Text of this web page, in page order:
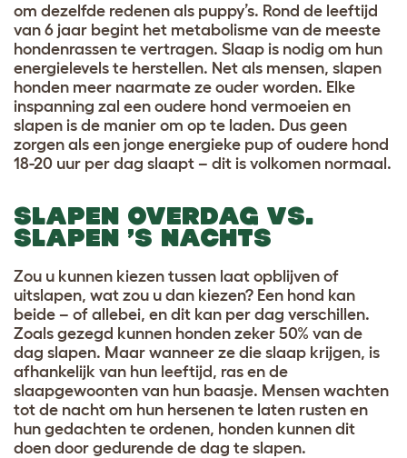
om dezelfde redenen als puppy’s. Rond de leeftijd
van 6 jaar begint het metabolisme van de meeste
hondenrassen te vertragen. Slaap is nodig om hun
energielevels te herstellen. Net als mensen, slapen
honden meer naarmate ze ouder worden. Elke
inspanning zal een oudere hond vermoeien en
slapen is de manier om op te laden. Dus geen
zorgen als een jonge energieke pup of oudere hond
18-20 uur per dag slaapt – dit is volkomen normaal.
SLAPEN OVERDAG VS.
SLAPEN ’S NACHTS
Zou u kunnen kiezen tussen laat opblijven of
uitslapen, wat zou u dan kiezen? Een hond kan
beide – of allebei, en dit kan per dag verschillen.
Zoals gezegd kunnen honden zeker 50% van de
dag slapen. Maar wanneer ze die slaap krijgen, is
afhankelijk van hun leeftijd, ras en de
slaapgewoonten van hun baasje. Mensen wachten
tot de nacht om hun hersenen te laten rusten en
hun gedachten te ordenen, honden kunnen dit
doen door gedurende de dag te slapen.